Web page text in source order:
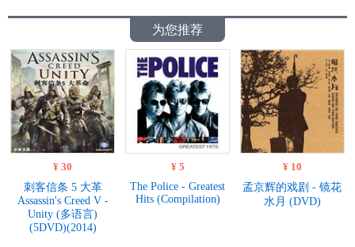
为您推荐
¥ 30
刺客信条 5 大革
Assassin's Creed V -
Unity (多语言)
(5DVD)(2014)
¥ 5
The Police - Greatest
Hits (Compilation)
¥ 10
孟京辉的戏剧 - 镜花
水月 (DVD)